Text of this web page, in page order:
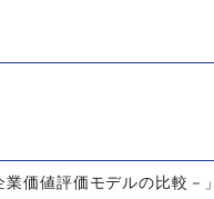
価値評価モデルの比較－」